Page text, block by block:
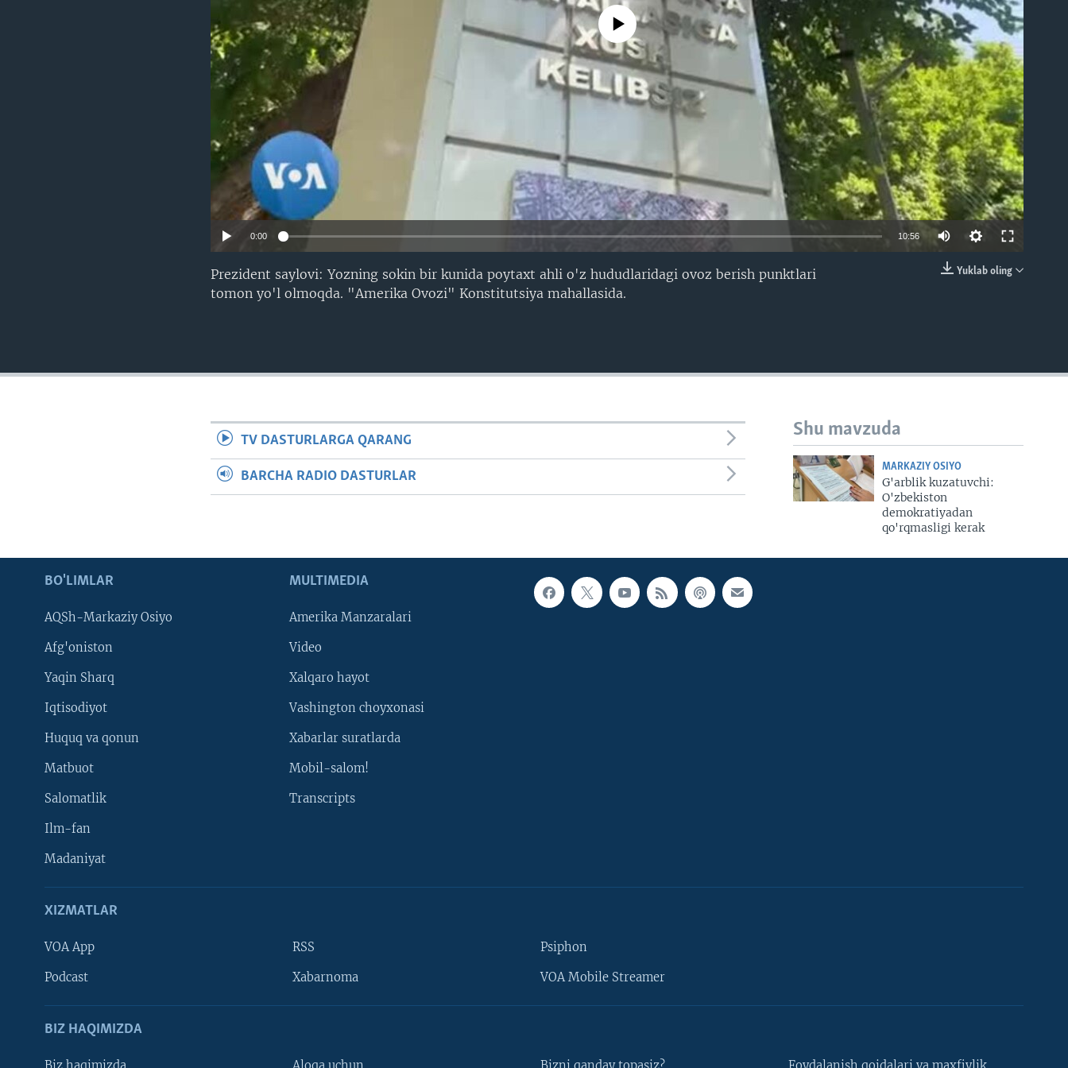
No media source currently available
0:00 10:56
Yuklab oling
Prezident saylovi: Yozning sokin bir kunida poytaxt ahli o'z hududlaridagi ovoz berish punktlari
tomon yo'l olmoqda. "Amerika Ovozi" Konstitutsiya mahallasida.
Shu mavzuda
MARKAZIY OSIYO
G'arblik kuzatuvchi:
O'zbekiston
demokratiyadan
qo'rqmasligi kerak
TV DASTURLARGA QARANG
BARCHA RADIO DASTURLAR
BO'LIMLAR
AQSh-Markaziy Osiyo
Afg'oniston
Yaqin Sharq
Iqtisodiyot
Huquq va qonun
Matbuot
Salomatlik
Ilm-fan
Madaniyat
MULTIMEDIA
Amerika Manzaralari
Video
Xalqaro hayot
Vashington choyxonasi
Xabarlar suratlarda
Mobil-salom!
Transcripts
XIZMATLAR
VOA App
Podcast
RSS
Xabarnoma
Psiphon
VOA Mobile Streamer
BIZ HAQIMIZDA